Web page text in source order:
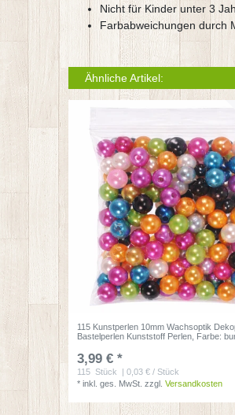
Nicht für Kinder unter 3
Farbabweichungen durch
Ähnliche Artikel:
115 Kunstperlen 10mm Wachsoptik
Bastelperlen Kunststoff Perlen , Farbe:
3,99 € *
115 Stück
| 0,03 € / Stück
*inkl. ges. MwSt. zzgl.Versandkosten